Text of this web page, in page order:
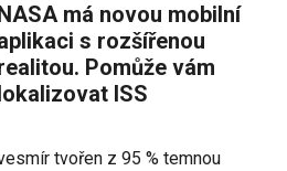
mobilní
s rozšířenou
Pomůže vám
ISS
tvořen z 95 % temnou